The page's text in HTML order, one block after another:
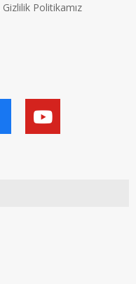
Gizlilik Politikamız